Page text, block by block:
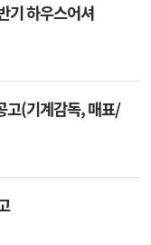
기 하우스어셔
고(기계감독, 매표/